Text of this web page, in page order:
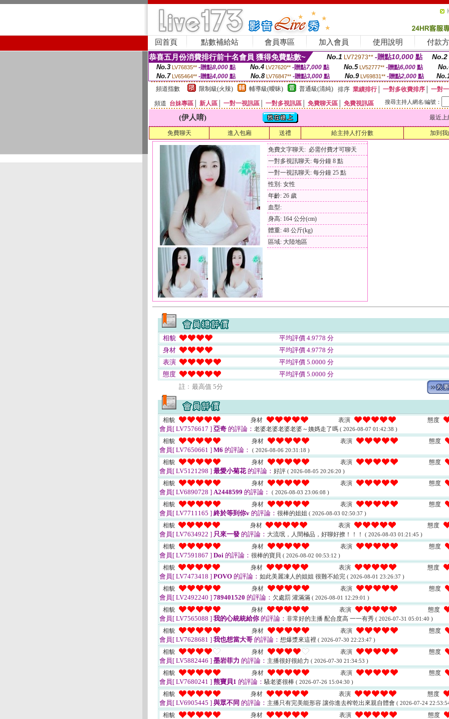
回首頁 點數補給站 會員專區 加入會員 使用說明 付款
恭喜五月份消費排行前十名會員 獲得免費點數~ No.1 LV72973** -贈點10,000 點 No.2
No.3 LV76835** -贈點8,000點 No.4 LV27620** -贈點7,000點 No.5 LV52777** -贈點6,000點
No.7 LV65464** -贈點4,000 點 No.8 LV76847** -贈點3,000 點 No.9 LV69831** -贈點2,000點
頻道指數 限制級(火辣) 輔導級(曖昧) 普通級(清純) 排序 業績排行│ 一對多收費排序
一對
頻道 台妹專區 新人區 一對一視訊區 一對多視訊區 免費聊天區 免費視訊區 搜尋主持人網名/編號：
(伊人唷) 最近上
免費聊天 進入包廂 送禮 給主持人打分數 加到
免費文字聊天: 必需付費才可聊天
一對多視訊聊天: 每分鐘 8 點
一對一視訊聊天: 每分鐘 25 點
性別: 女性
年齡: 26 歲
血型:
身高: 164 公分(cm)
體重: 48 公斤(kg)
區域: 大陸地區
相貌
平均評價 4.9778 分
身材
平均評價 4.9778 分
表演
平均評價 5.0000 分
態度
平均評價 5.0000 分
註﹕最高值 5分
相貌 身材 表演 態度
會員[ LV7576617 ] 亞奇 的評論： 老婆老婆老婆老婆～姨媽走了嗎 ( 2026-08-07 01:42:38 )
相貌 身材 表演 態度
會員[ LV7650661 ] M6 的評論： ( 2026-08-06 20:31:18 )
相貌 身材 表演 態度
會員[ LV5121298 ] 最愛小菊花的評論： 好評 ( 2026-08-05 20:26:20 )
相貌 身材 表演 態度
會員[ LV6890728 ] A2448599 的評論： ( 2026-08-03 23:06:08 )
相貌 身材 表演 態度
會員[ LV7711165 ] 終於等到你v 的評論： 很棒的姐姐 ( 2026-08-03 02:50:37 )
相貌 身材 表演 態度
會員[ LV7634922 ] 只來一發 的評論： 大流氓，人間極品，好聊好撩！！！ ( 2026-08-03 01:21:45 )
相貌 身材 表演 態度
會員[ LV7591867 ] Doi 的評論： 很棒的寶貝 ( 2026-08-02 00:53:12 )
相貌 身材 表演 態度
會員[ LV7473418 ] POVO 的評論： 如此美麗凍人的姐姐 很難不給完 ( 2026-08-01 23:26:37 )
相貌 身材 表演 態度
會員[ LV2492240 ] 789401520 的評論： 欠處罰 灌滿滿 ( 2026-08-01 12:29:01 )
相貌 身材 表演 態度
會員[ LV7565088 ] 我的心統統給你的評論： 非常好的主播 配合度高 一一有秀 ( 2026-07-31 05:01:40 )
相貌 身材 表演 態度
會員[ LV7628681 ] 我也想當大哥 的評論： 想爆漿來這裡 ( 2026-07-30 22:23:47 )
相貌 身材 表演 態度
會員[ LV5882446 ] 墨岩菲力 的評論： 主播很好很給力 ( 2026-07-30 21:34:53 )
相貌 身材 表演 態度
會員[ LV7680241 ] 熊寶貝1 的評論：騷老婆很棒 ( 2026-07-26 15:04:30 )
相貌 身材 表演 態度
會員[ LV6905445 ] 與眾不同 的評論： 主播只有完美能形容 讓你進去榨乾出來親自體會 ( 2026-07-24
相貌 身材 表演 態度